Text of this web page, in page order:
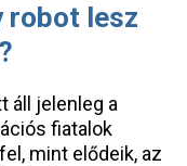
robot lesz
áll jelenleg a
fiatalok
mint elődeik, az